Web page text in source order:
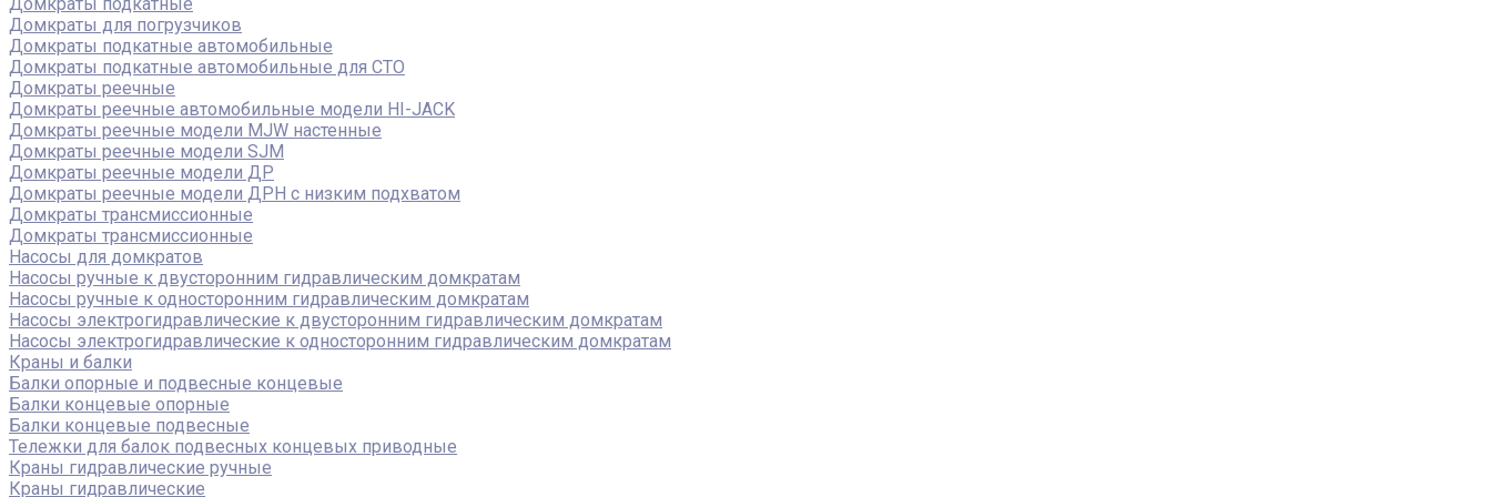
Домкраты для погрузчиков
Домкраты подкатные автомобильные
Домкраты подкатные автомобильные для СТО
Домкраты реечные
Домкраты реечные автомобильные модели HI-JACK
Домкраты реечные модели MJW настенные
Домкраты реечные модели SJM
Домкраты реечные модели ДР
Домкраты реечные модели ДРН с низким подхватом
Домкраты трансмиссионные
Домкраты трансмиссионные
Насосы для домкратов
Насосы ручные к двусторонним гидравлическим домкратам
Насосы ручные к односторонним гидравлическим домкратам
Насосы электрогидравлические к двусторонним гидравлическим домкратам
Насосы электрогидравлические к односторонним гидравлическим домкратам
Краны и балки
Балки опорные и подвесные концевые
Балки концевые опорные
Балки концевые подвесные
Тележки для балок подвесных концевых приводные
Краны гидравлические ручные
Краны гидравлические